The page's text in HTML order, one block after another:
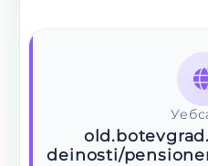
deinosti/